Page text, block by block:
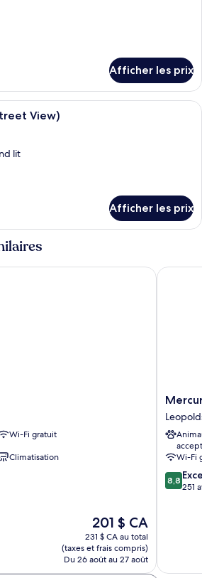
Afficher les prix
Une chambre d’hôtel moderne,
View)
lit
Afficher les prix
Wi-Fi gratuit
Climatisation
Le
prix
est
de
201 $ CA
201 $ CA
231 $ CA au total
(taxes et frais compris)
Du 26 août au 27 août
Mercure
Wien
City
Wi-Fi
8.8
sur
8,8
251